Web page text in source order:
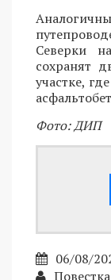
Северки
сохранят
участке,
Фото: ДИП
06/08/